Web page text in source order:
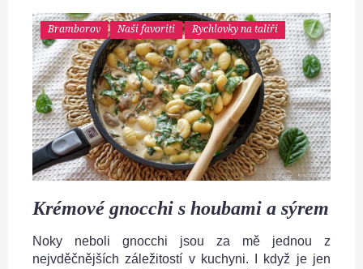
Bramborov Naši favoriti Rychlovky na talíři
Krémové gnocchi s houbami a sýrem
Noky neboli gnocchi jsou za mě jednou z
nejvděčnějších záležitostí v kuchyni. I když je jen